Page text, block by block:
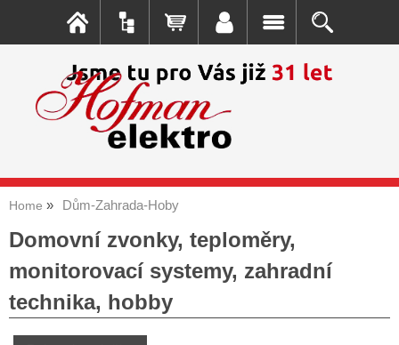
Home Dům-Zahrada-Hoby
Domovní zvonky, teploměry,
monitorovací systemy, zahradní
technika, hobby